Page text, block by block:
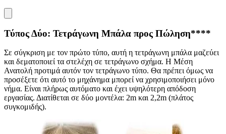
Τύπος Δύο: Τετράγωνη Μπάλα προς Πώληση****
Σε σύγκριση με τον πρώτο τύπο, αυτή η τετράγωνη μπάλα μαζεύει
και δεματοποιεί τα στελέχη σε τετράγωνο σχήμα. Η Μέση
Ανατολή προτιμά αυτόν τον τετράγωνο τύπο. Θα πρέπει όμως να
προσέξετε ότι αυτό το μηχάνημα μπορεί να χρησιμοποιήσει μόνο
νήμα. Είναι πλήρως αυτόματο και έχει υψηλότερη απόδοση
εργασίας. Διατίθεται σε δύο μοντέλα: 2m και 2,2m (πλάτος
συγκομιδής).